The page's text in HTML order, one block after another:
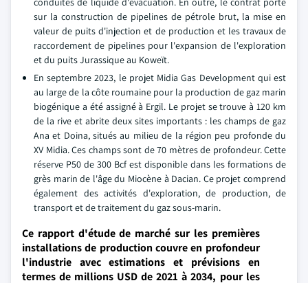
sur la construction de pipelines de pétrole brut, la mise en
valeur de puits d'injection et de production et les travaux de
raccordement de pipelines pour l'expansion de l'exploration
et du puits Jurassique au Koweït.
En septembre 2023, le projet Midia Gas Development qui est
au large de la côte roumaine pour la production de gaz marin
biogénique a été assigné à Ergil. Le projet se trouve à 120 km
de la rive et abrite deux sites importants : les champs de gaz
Ana et Doina, situés au milieu de la région peu profonde du
XV Midia. Ces champs sont de 70 mètres de profondeur. Cette
réserve P50 de 300 Bcf est disponible dans les formations de
grès marin de l'âge du Miocène à Dacian. Ce projet comprend
également des activités d'exploration, de production, de
transport et de traitement du gaz sous-marin.
Ce rapport d'étude de marché sur les premières
installations de production couvre en profondeur
l'industrie avec estimations et prévisions en
termes de millions USD de 2021 à 2034, pour les